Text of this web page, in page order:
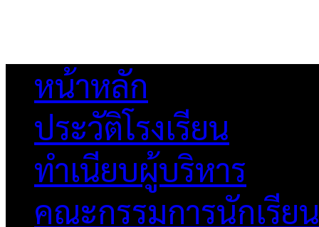
หน้าหลัก
ประวัติโรงเรียน
ทำเนียบผู้บริหาร
คณะกรรมการนักเรียน